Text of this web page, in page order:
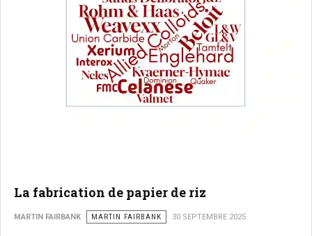
La fabrication de papier de riz
MARTIN FAIRBANK MARTIN FAIRBANK 30 SEPTEMBRE 2025